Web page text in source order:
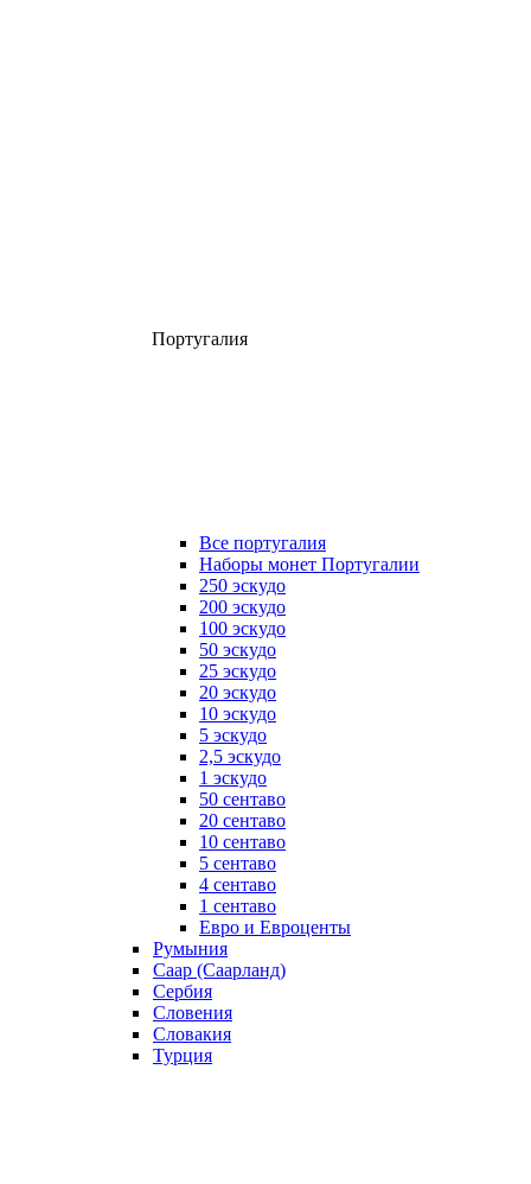
Португалия
Все португалия
Наборы монет Португалии
250 эскудо
200 эскудо
100 эскудо
50 эскудо
25 эскудо
20 эскудо
10 эскудо
5 эскудо
2,5 эскудо
1 эскудо
50 сентаво
20 сентаво
10 сентаво
5 сентаво
4 сентаво
1 сентаво
Евро и Евроценты
Румыния
Саар (Саарланд)
Сербия
Словения
Словакия
Турция